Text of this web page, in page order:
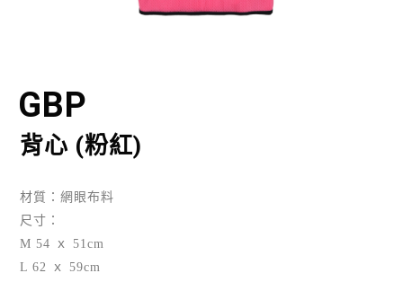
GBP
背心 (粉紅)
材質：網眼布料
尺寸：
M 54 ｘ 51cm
L 62 ｘ 59cm